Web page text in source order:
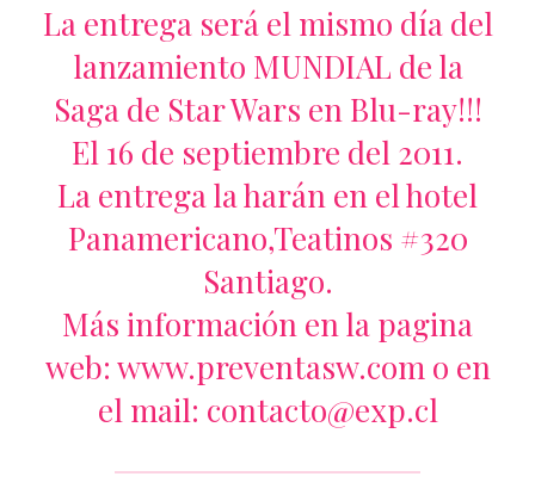
La entrega será el mismo día del
lanzamiento MUNDIAL de la
Saga de Star Wars en Blu-ray!!!
El 16 de septiembre del 2011.
La entrega la harán en el hotel
Panamericano,Teatinos #320
Santiago.
Más información en la pagina
web: www.preventasw.com o en
el mail: contacto@exp.cl